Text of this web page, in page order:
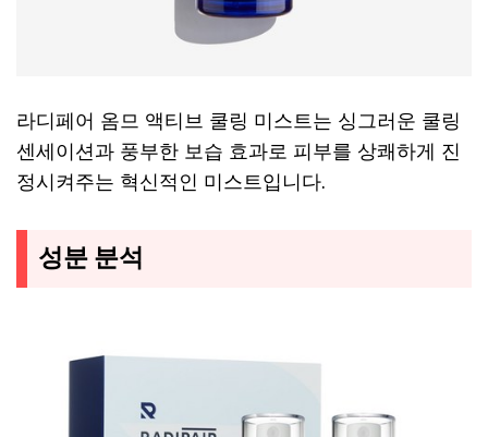
라디페어 옴므 액티브 쿨링 미스트는 싱그러운 쿨링
센세이션과 풍부한 보습 효과로 피부를 상쾌하게 진
정시켜주는 혁신적인 미스트입니다.
성분 분석